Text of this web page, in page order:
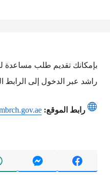
بإمكانك تقديم طلب
راشد عبر الدخول إلى الرابط
رابط الموقع: